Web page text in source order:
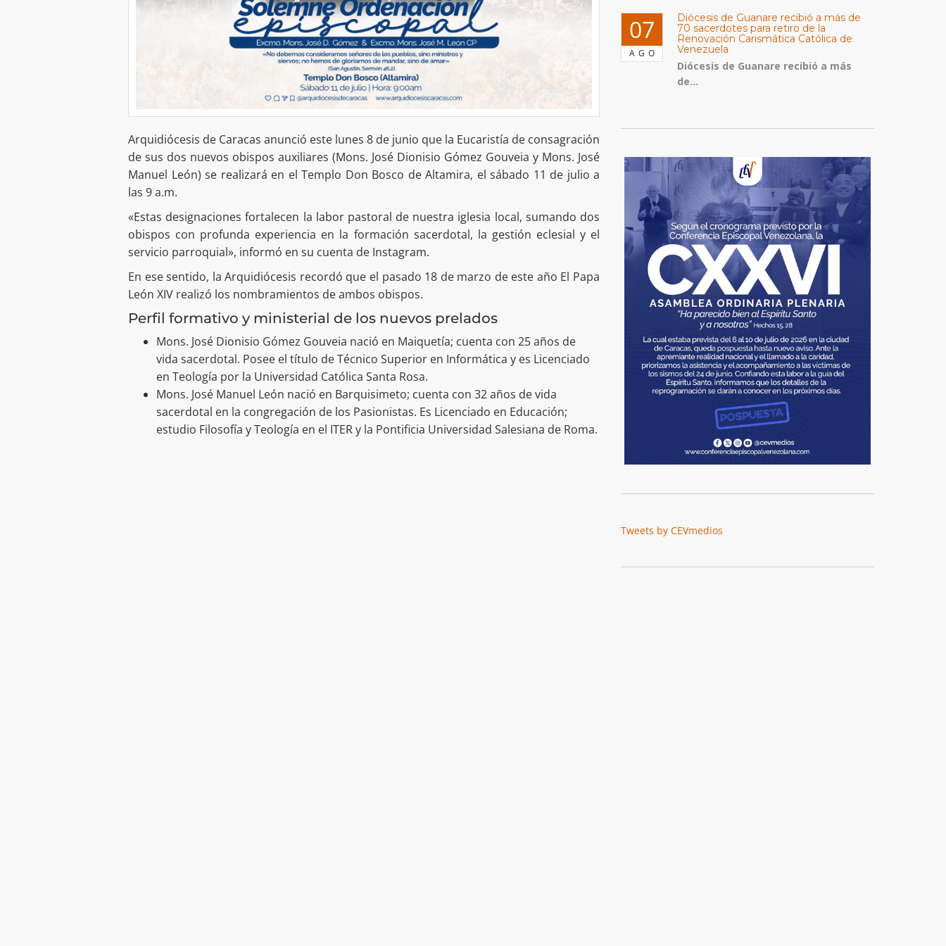
Arquidiócesis de Caracas anunció este lunes 8 de junio que la Eucaristía de consagración
de sus dos nuevos obispos auxiliares (Mons. José Dionisio Gómez Gouveia y Mons. José
Manuel León) se realizará en el Templo Don Bosco de Altamira, el sábado 11 de julio a
las 9 a.m.
«Estas designaciones fortalecen la labor pastoral de nuestra iglesia local, sumando dos
obispos con profunda experiencia en la formación sacerdotal, la gestión eclesial y el
servicio parroquial», informó en su cuenta de Instagram.
En ese sentido, la Arquidiócesis recordó que el pasado 18 de marzo de este año El Papa
León XIV realizó los nombramientos de ambos obispos.
Perfil formativo y ministerial de los nuevos prelados
Mons. José Dionisio Gómez Gouveia nació en Maiquetía; cuenta con 25 años de
vida sacerdotal. Posee el título de Técnico Superior en Informática y es Licenciado
en Teología por la Universidad Católica Santa Rosa.
Mons. José Manuel León nació en Barquisimeto; cuenta con 32 años de vida
sacerdotal en la congregación de los Pasionistas. Es Licenciado en Educación;
estudio Filosofía y Teología en el ITER y la Pontificia Universidad Salesiana de Roma.
07
AGO
Diócesis de Guanare recibió a más de
70 sacerdotes para retiro de la
Renovación Carismática Católica de
Venezuela
Diócesis de Guanare recibió a más
de...
Tweets by CEVmedios